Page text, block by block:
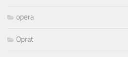
opera
Oprat